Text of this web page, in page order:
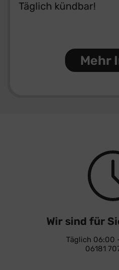
Täglich kündbar!
Mehr
Wir sind für
Täglich 06:00
06181